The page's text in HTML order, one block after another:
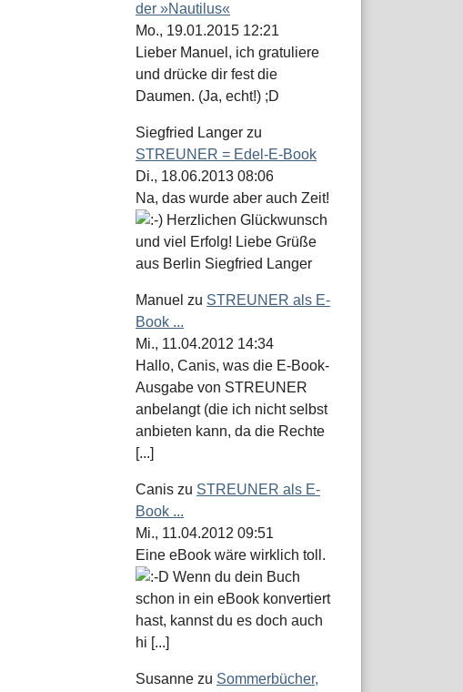
der »Nautilus«
Mo., 19.01.2015 12:21
Lieber Manuel, ich gratuliere
und drücke dir fest die
Daumen. (Ja, echt!) ;D
Siegfried Langer zu
STREUNER = Edel-E-Book
Di., 18.06.2013 08:06
Na, das wurde aber auch Zeit!
Herzlichen Glückwunsch
und viel Erfolg! Liebe Grüße
aus Berlin Siegfried Langer
Manuel zu STREUNER als E-
Book ...
Mi., 11.04.2012 14:34
Hallo, Canis, was die E-Book-
Ausgabe von STREUNER
anbelangt (die ich nicht selbst
anbieten kann, da die Rechte
[...]
Canis zu STREUNER als E-
Book ...
Mi., 11.04.2012 09:51
Eine eBook wäre wirklich toll.
Wenn du dein Buch
schon in ein eBook konvertiert
hast, kannst du es doch auch
hi [...]
Susanne zu Sommerbücher,